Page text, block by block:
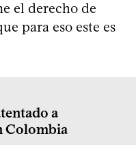
el derecho de
para eso este es
a
Colombia